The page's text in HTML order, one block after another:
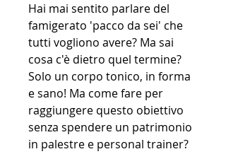
Hai mai sentito parlare del
famigerato 'pacco da sei' che
tutti vogliono avere? Ma sai
cosa c'è dietro quel termine?
Solo un corpo tonico, in forma
e sano! Ma come fare per
raggiungere questo obiettivo
senza spendere un patrimonio
in palestre e personal trainer?